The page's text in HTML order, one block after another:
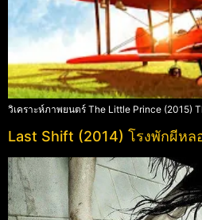
วิเคราะห์ภาพยนตร์ The Little Prince (2015)
Last Shift (2014) โรงพักผีหล